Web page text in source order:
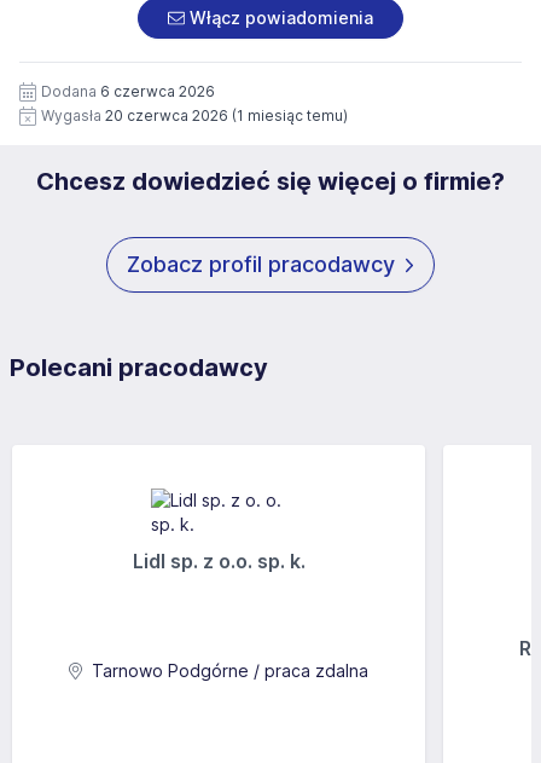
pod numerem 33 816 64 09 lub pisemnie na adres
siedziby administratora.
https://www.workprofit.pl/klauzula-informacyjna.html
załączonych dokumentach aplikacyjnych (w tym
wizerunku), na potrzeby przyszłych rekrutacji przez okres
12 miesięcy. Zgoda jest dobrowolna i może być w każdym
czasie wycofana.
Włącz powiadomienia
Dodana 6 czerwca 2026
Wygasła 20 czerwca 2026 (1 miesiąc temu)
Chcesz dowiedzieć się więcej o firmie?
Zobacz profil pracodawcy
Polecani pracodawcy
Lidl sp. z o.o. sp. k.
Tarnowo Podgórne / praca zdalna